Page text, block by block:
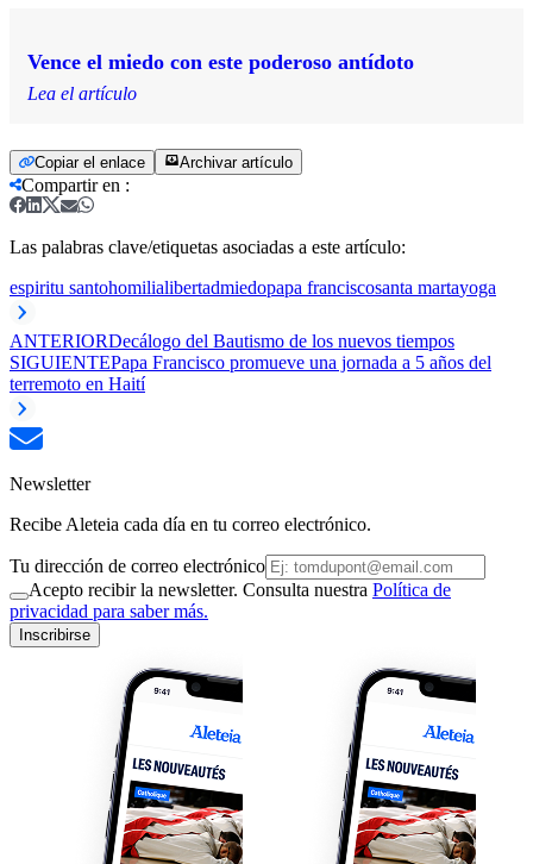
Vence el miedo con este poderoso antídoto
Lea el artículo
Copiar el enlace Archivar artículo
Compartir en :
Las palabras clave/etiquetas asociadas a este artículo:
espiritu santohomilialibertadmiedopapa franciscosanta martayoga
ANTERIORDecálogo del Bautismo de los nuevos tiempos
SIGUIENTEPapa Francisco promueve una jornada a 5 años del
terremoto en Haití
Newsletter
Recibe Aleteia cada día en tu correo electrónico.
Tu dirección de correo electrónico
Acepto recibir la newsletter. Consulta nuestra Política de
privacidad para saber más.
Inscribirse